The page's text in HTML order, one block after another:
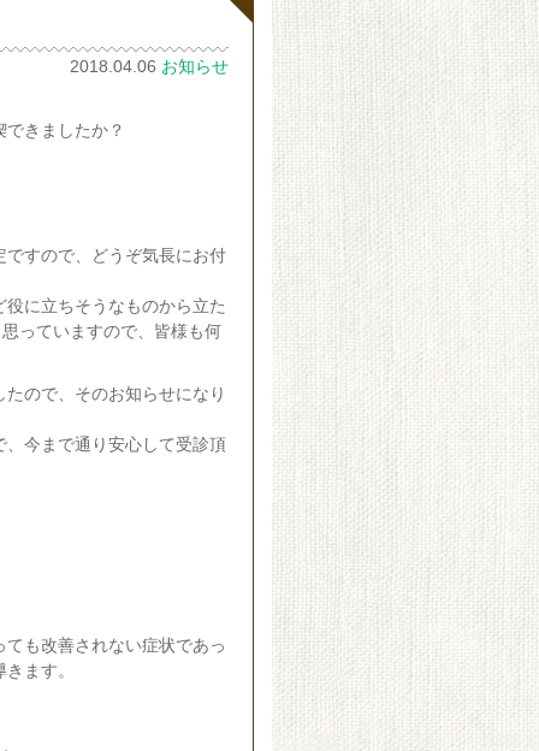
2018.04.06 お知らせ
きましたか？
すので、どうぞ気長にお付
に立ちそうなものから立た
っていますので、皆様も何
ので、そのお知らせになり
今まで通り安心して受診頂
も改善されない症状であっ
ます。